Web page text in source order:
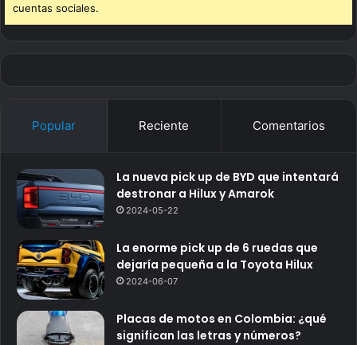
cuentas sociales.
Popular Reciente Comentarios
La nueva pick up de BYD que intentará
destronar a Hilux y Amarok
2024-05-22
La enorme pick up de 6 ruedas que
dejaría pequeña a la Toyota Hilux
2024-06-07
Placas de motos en Colombia: ¿qué
significan las letras y números?